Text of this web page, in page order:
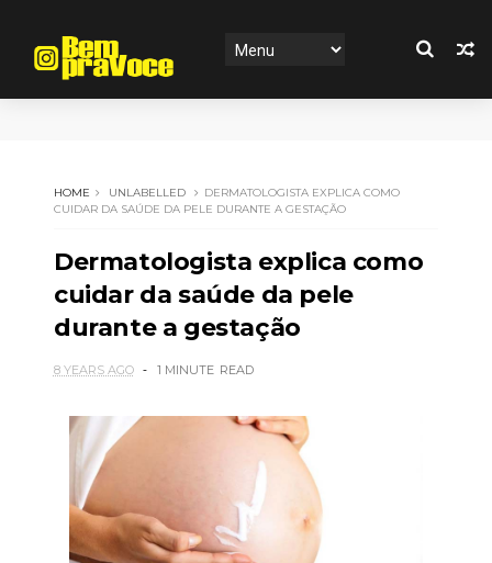
HOME UNLABELLED
DERMATOLOGISTA EXPLICA COMO
CUIDAR DA SAÚDE DA PELE DURANTE A GESTAÇÃO
Dermatologista explica como
cuidar da saúde da pele
durante a gestação
8 YEARS AGO 1 MINUTE READ